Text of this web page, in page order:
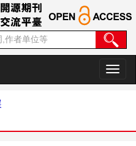
切
换